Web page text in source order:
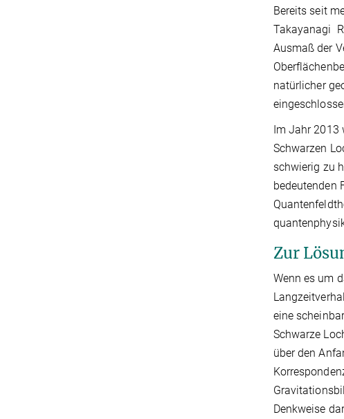
Bereits seit
Takayanagi
Ausmaß der
natürlicher
Im Jahr 2013
Schwarzen
schwierig zu
bedeutenden
Zur
Wenn es um
eine
Schwarze
über den
Denkweise